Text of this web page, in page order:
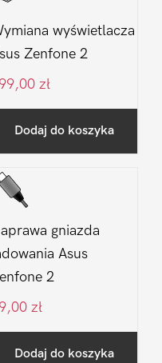
wyświetlacza
Zenfone 2
zł
Dodaj do koszyka
gniazda
Asus
2
zł
Dodaj do koszyka